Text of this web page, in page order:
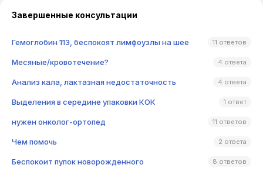
Завершенные консультации
Гемоглобин 113, беспокоят лимфоузлы на шее 11 ответов
Месяные/кровотечение? 4 ответа
Анализ кала, лактазная недостаточность 4 ответа
Выделения в середине упаковки КОК 1 ответ
нужен онколог-ортопед 11 ответов
Чем помочь 2 ответа
Беспокоит пупок новорожденного 8 ответов